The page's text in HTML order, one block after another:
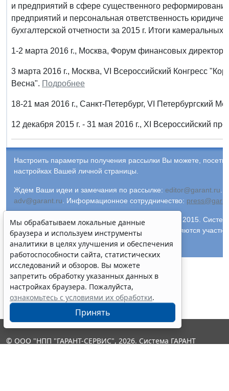
и предприятий в сфере существенного
предприятий и персональная ответственность
бухгалтерской отчетности за 2015 г. Итоги
1-2 марта 2016 г., Москва, Форум финансовых
3 марта 2016 г., Москва, VI Всероссийский Конгресс
Весна". Подробнее
18-21 мая 2016 г., Санкт-Петербург, VI Петербургский
12 декабря 2015 г. - 31 мая 2016 г., XI Всероссийский
Настроить параметры получения рассылки Вы можете,
настройках Вашей личной страницы.
Ждем Ваши идеи и замечания по рассылке: editor@garant.ru
adv@garant.ru
Информационное сотрудничество:
© ООО "НПП "ГАРАНТ-СЕРВИС-УНИВЕРСИТЕТ", 2015. Система
1990 года. Компания "Гарант" и ее партнеры являются
ассоциации правовой информации ГАРАНТ.
Мы обрабатываем локальные данные
браузера и используем инструменты
аналитики в целях улучшения и обеспечения
работоспособности сайта, статистических
исследований и обзоров. Вы можете
запретить обработку указанных данных в
настройках браузера. Пожалуйста,
ознакомьтесь с условиями их обработки.
Принять
© ООО "НПП "ГАРАНТ-СЕРВИС", 2026. Система ГАРАНТ